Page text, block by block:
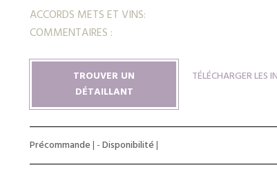
ACCORDS METS ET VINS:
COMMENTAIRES :
TROUVER UN
DÉTAILLANT
TÉLÉCHARGER LES
Précommande| -Disponibilité|